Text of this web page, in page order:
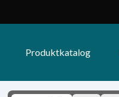
Produktkatalog